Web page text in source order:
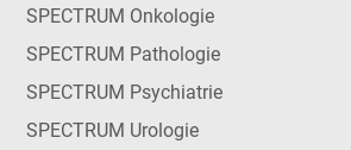
SPECTRUM Onkologie
SPECTRUM Pathologie
SPECTRUM Psychiatrie
SPECTRUM Urologie